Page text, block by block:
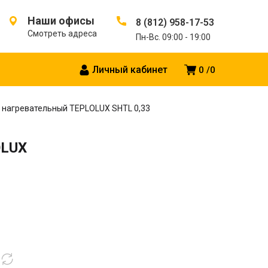
Наши офисы
Смотреть адреса
8 (812) 958-17-53
Пн-Вс. 09:00 - 19:00
0 0
Личный кабинет
TEPLOLUX SHTL 0,33